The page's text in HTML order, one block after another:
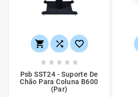
  
    
Psb SST24 - Suporte De
Chão Para Coluna B600
(par)